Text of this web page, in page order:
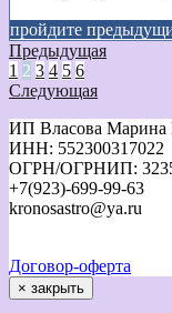
пройдите
Предыдущая
1 2 3 4 5 6
Следующая
ИП Власова Марина
ИНН: 552300317022
ОГРН/ОГРНИП:
+7(923)-699-99-63
kronosastro@ya.ru
Договор-оферта
× закрыть